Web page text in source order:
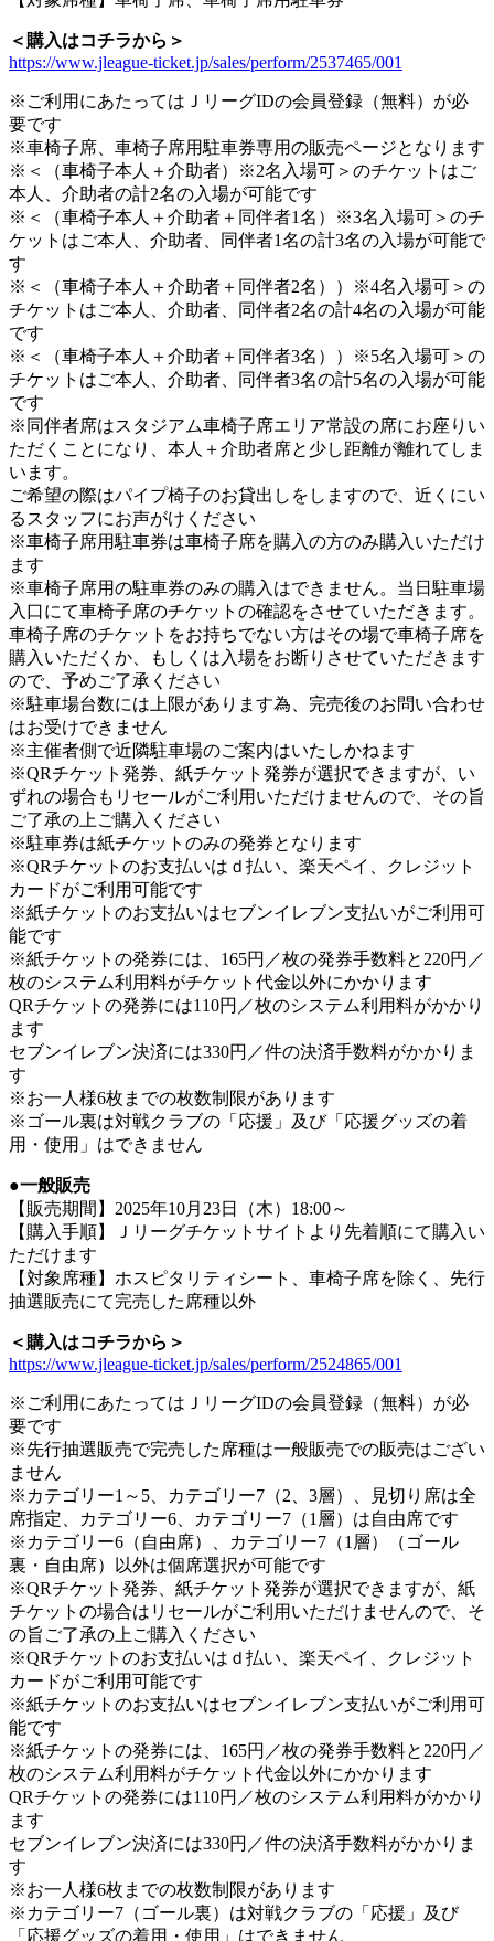
＜購入はコチラから＞
https://www.jleague-ticket.jp/sales/perform/2537465/001
※ご利用にあたってはＪリーグIDの会員登録（無料）が必
要です
※車椅子席、車椅子席用駐車券専用の販売ページとなります
※＜（車椅子本人＋介助者）※2名入場可＞のチケットはご
本人、介助者の計2名の入場が可能です
※＜（車椅子本人＋介助者＋同伴者1名）※3名入場可＞のチ
ケットはご本人、介助者、同伴者1名の計3名の入場が可能で
す
※＜（車椅子本人＋介助者＋同伴者2名））※4名入場可＞の
チケットはご本人、介助者、同伴者2名の計4名の入場が可能
です
※＜（車椅子本人＋介助者＋同伴者3名））※5名入場可＞の
チケットはご本人、介助者、同伴者3名の計5名の入場が可能
です
※同伴者席はスタジアム車椅子席エリア常設の席にお座りい
ただくことになり、本人＋介助者席と少し距離が離れてしま
います。
ご希望の際はパイプ椅子のお貸出しをしますので、近くにい
るスタッフにお声がけください
※車椅子席用駐車券は車椅子席を購入の方のみ購入いただけ
ます
※車椅子席用の駐車券のみの購入はできません。当日駐車場
入口にて車椅子席のチケットの確認をさせていただきます。
車椅子席のチケットをお持ちでない方はその場で車椅子席を
購入いただくか、もしくは入場をお断りさせていただきます
ので、予めご了承ください
※駐車場台数には上限があります為、完売後のお問い合わせ
はお受けできません
※主催者側で近隣駐車場のご案内はいたしかねます
※QRチケット発券、紙チケット発券が選択できますが、い
ずれの場合もリセールがご利用いただけませんので、その旨
ご了承の上ご購入ください
※駐車券は紙チケットのみの発券となります
※QRチケットのお支払いはｄ払い、楽天ペイ、クレジット
カードがご利用可能です
※紙チケットのお支払いはセブンイレブン支払いがご利用可
能です
※紙チケットの発券には、165円／枚の発券手数料と220円／
枚のシステム利用料がチケット代金以外にかかります
QRチケットの発券には110円／枚のシステム利用料がかかり
ます
セブンイレブン決済には330円／件の決済手数料がかかりま
す
※お一人様6枚までの枚数制限があります
※ゴール裏は対戦クラブの「応援」及び「応援グッズの着
用・使用」はできません
●一般販売
【販売期間】2025年10月23日（木）18:00～
【購入手順】Ｊリーグチケットサイトより先着順にて購入い
ただけます
【対象席種】ホスピタリティシート、車椅子席を除く、先行
抽選販売にて完売した席種以外
＜購入はコチラから＞
https://www.jleague-ticket.jp/sales/perform/2524865/001
※ご利用にあたってはＪリーグIDの会員登録（無料）が必
要です
※先行抽選販売で完売した席種は一般販売での販売はござい
ません
※カテゴリー1～5、カテゴリー7（2、3層）、見切り席は全
席指定、カテゴリー6、カテゴリー7（1層）は自由席です
※カテゴリー6（自由席）、カテゴリー7（1層）（ゴール
裏・自由席）以外は個席選択が可能です
※QRチケット発券、紙チケット発券が選択できますが、紙
チケットの場合はリセールがご利用いただけませんので、そ
の旨ご了承の上ご購入ください
※QRチケットのお支払いはｄ払い、楽天ペイ、クレジット
カードがご利用可能です
※紙チケットのお支払いはセブンイレブン支払いがご利用可
能です
※紙チケットの発券には、165円／枚の発券手数料と220円／
枚のシステム利用料がチケット代金以外にかかります
QRチケットの発券には110円／枚のシステム利用料がかかり
ます
セブンイレブン決済には330円／件の決済手数料がかかりま
す
※お一人様6枚までの枚数制限があります
※カテゴリー7（ゴール裏）は対戦クラブの「応援」及び
「応援グッズの着用・使用」はできません